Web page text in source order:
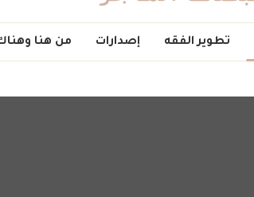
تطوير الفقه إصدارات من هنا